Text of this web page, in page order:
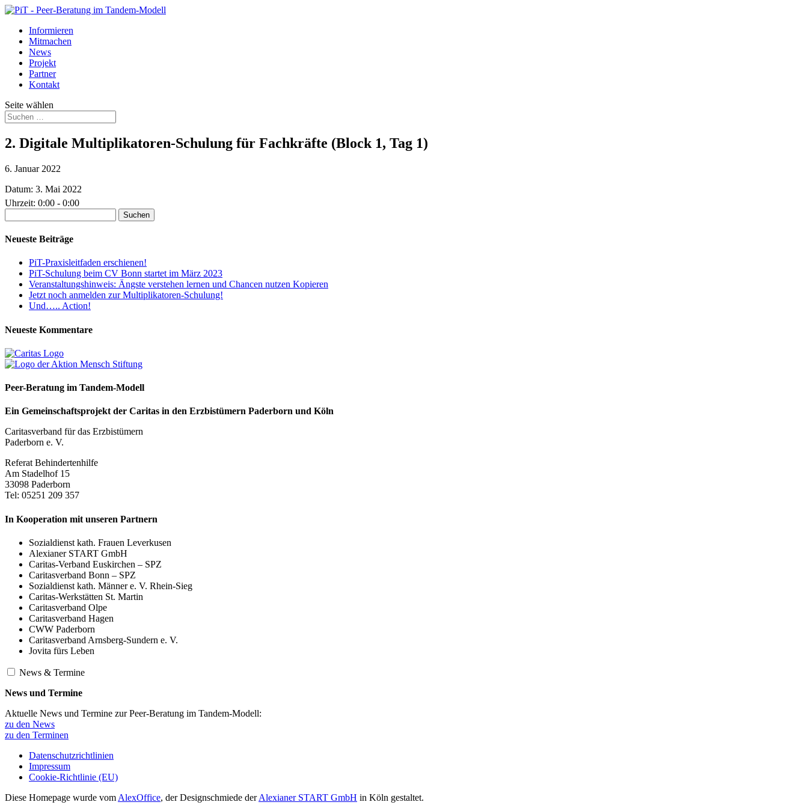
Informieren
Mitmachen
News
Projekt
Partner
Kontakt
Seite wählen
2. Digitale Multiplikatoren-Schulung für Fachkräfte (Block 1, Tag 1)
6. Januar 2022
Datum: 3. Mai 2022
Uhrzeit: 0:00 - 0:00
Neueste Beiträge
PiT-Praxisleitfaden erschienen!
PiT-Schulung beim CV Bonn startet im März 2023
Veranstaltungshinweis: Ängste verstehen lernen und Chancen nutzen Kopieren
Jetzt noch anmelden zur Multiplikatoren-Schulung!
Und….. Action!
Neueste Kommentare
Peer-Beratung im Tandem-Modell
Ein Gemeinschaftsprojekt der Caritas in den Erzbistümern Paderborn und Köln
Caritasverband für das Erzbistümern
Paderborn e. V.
Referat Behindertenhilfe
Am Stadelhof 15
33098 Paderborn
Tel: 05251 209 357
In Kooperation mit unseren Partnern
Sozialdienst kath. Frauen Leverkusen
Alexianer START GmbH
Caritas-Verband Euskirchen – SPZ
Caritasverband Bonn – SPZ
Sozialdienst kath. Männer e. V. Rhein-Sieg
Caritas-Werkstätten St. Martin
Caritasverband Olpe
Caritasverband Hagen
CWW Paderborn
Caritasverband Arnsberg-Sundern e. V.
Jovita fürs Leben
News & Termine
News und Termine
Aktuelle News und Termine zur Peer-Beratung im Tandem-Modell:
zu den News
zu den Terminen
Datenschutzrichtlinien
Impressum
Cookie-Richtlinie (EU)
Diese Homepage wurde vom AlexOffice, der Designschmiede derAlexianer START GmbH in Köln gestaltet.